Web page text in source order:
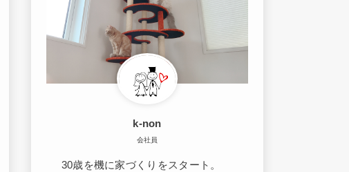
k-non
会社員
30歳を機に家づくりをスタート。